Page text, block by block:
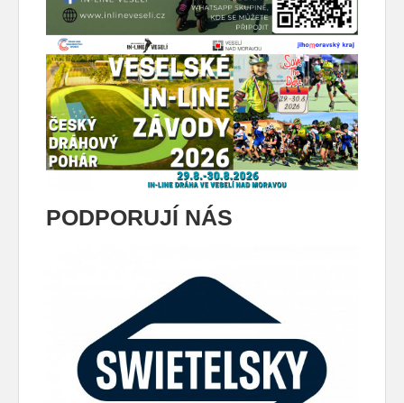
PODPORUJÍ NÁS